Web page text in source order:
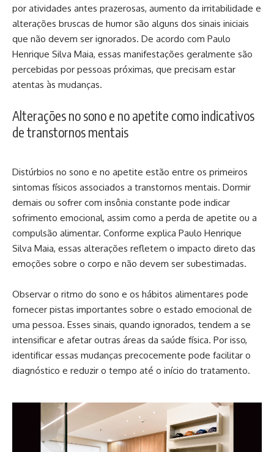
por atividades antes prazerosas, aumento da irritabilidade e
alterações bruscas de humor são alguns dos sinais iniciais
que não devem ser ignorados. De acordo com Paulo
Henrique Silva Maia, essas manifestações geralmente são
percebidas por pessoas próximas, que precisam estar
atentas às mudanças.
Alterações no sono e no apetite como indicativos
de transtornos mentais
Distúrbios no sono e no apetite estão entre os primeiros
sintomas físicos associados a transtornos mentais. Dormir
demais ou sofrer com insônia constante pode indicar
sofrimento emocional, assim como a perda de apetite ou a
compulsão alimentar. Conforme explica Paulo Henrique
Silva Maia, essas alterações refletem o impacto direto das
emoções sobre o corpo e não devem ser subestimadas.
Observar o ritmo do sono e os hábitos alimentares pode
fornecer pistas importantes sobre o estado emocional de
uma pessoa. Esses sinais, quando ignorados, tendem a se
intensificar e afetar outras áreas da saúde física. Por isso,
identificar essas mudanças precocemente pode facilitar o
diagnóstico e reduzir o tempo até o início do tratamento.